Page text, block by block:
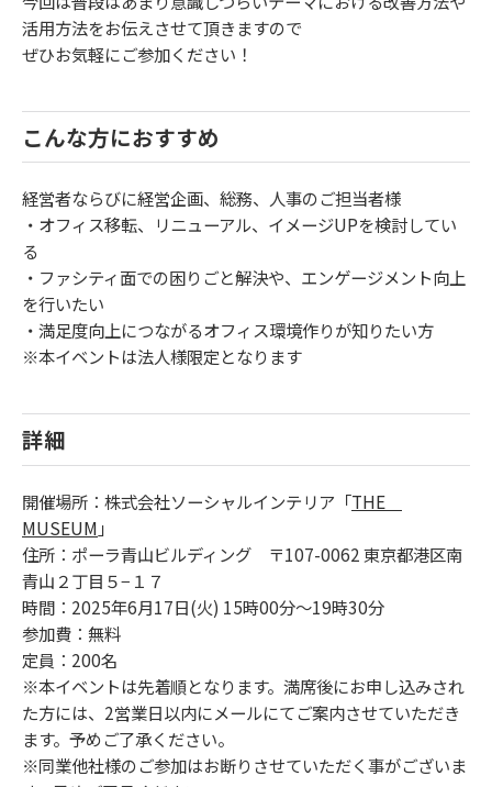
活用方法をお伝えさせて頂きますので
ぜひお気軽にご参加ください！
こんな方におすすめ
経営者ならびに経営企画、総務、人事のご担当者様
・オフィス移転、リニューアル、イメージUPを検討してい
る
・ファシティ面での困りごと解決や、エンゲージメント向上
を行いたい
・満足度向上につながるオフィス環境作りが知りたい方
※本イベントは法人様限定となります
詳細
開催場所：株式会社ソーシャルインテリア「THE
MUSEUM 」
住所：ポーラ青山ビルディング 〒107-0062 東京都港区南
青山２丁目５−１７
時間：2025年6月17日(火) 15時00分～19時30分
参加費：無料
定員：200名
※本イベントは先着順となります。満席後にお申し込みされ
た方には、2営業日以内にメールにてご案内させていただき
ます。予めご了承ください。
※同業他社様のご参加はお断りさせていただく事がございま